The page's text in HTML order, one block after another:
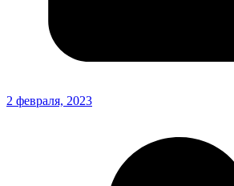
2 февраля, 2023